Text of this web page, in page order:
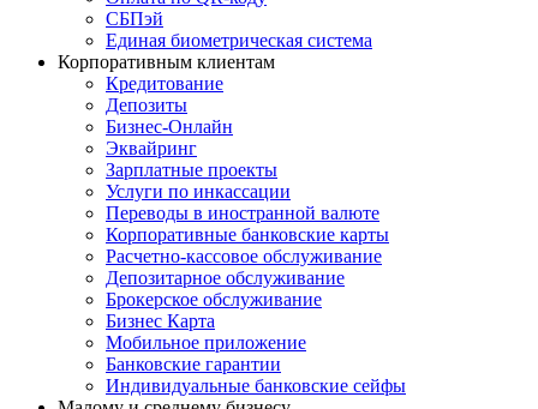
СБПэй
Единая биометрическая система
Корпоративным клиентам
Кредитование
Депозиты
Бизнес-Онлайн
Эквайринг
Зарплатные проекты
Услуги по инкассации
Переводы в иностранной валюте
Корпоративные банковские карты
Расчетно-кассовое обслуживание
Депозитарное обслуживание
Брокерское обслуживание
Бизнес Карта
Мобильное приложение
Банковские гарантии
Индивидуальные банковские сейфы